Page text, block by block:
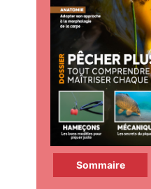
Sommaire